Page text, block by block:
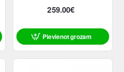
259.00€
Pievienot grozam